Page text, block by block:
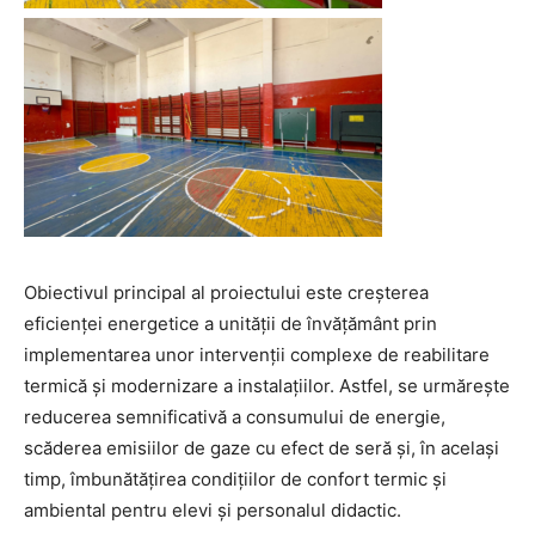
Obiectivul principal al proiectului este creșterea
eficienței energetice a unității de învățământ prin
implementarea unor intervenții complexe de reabilitare
termică și modernizare a instalațiilor. Astfel, se urmărește
reducerea semnificativă a consumului de energie,
scăderea emisiilor de gaze cu efect de seră și, în același
timp, îmbunătățirea condițiilor de confort termic și
ambiental pentru elevi și personalul didactic.